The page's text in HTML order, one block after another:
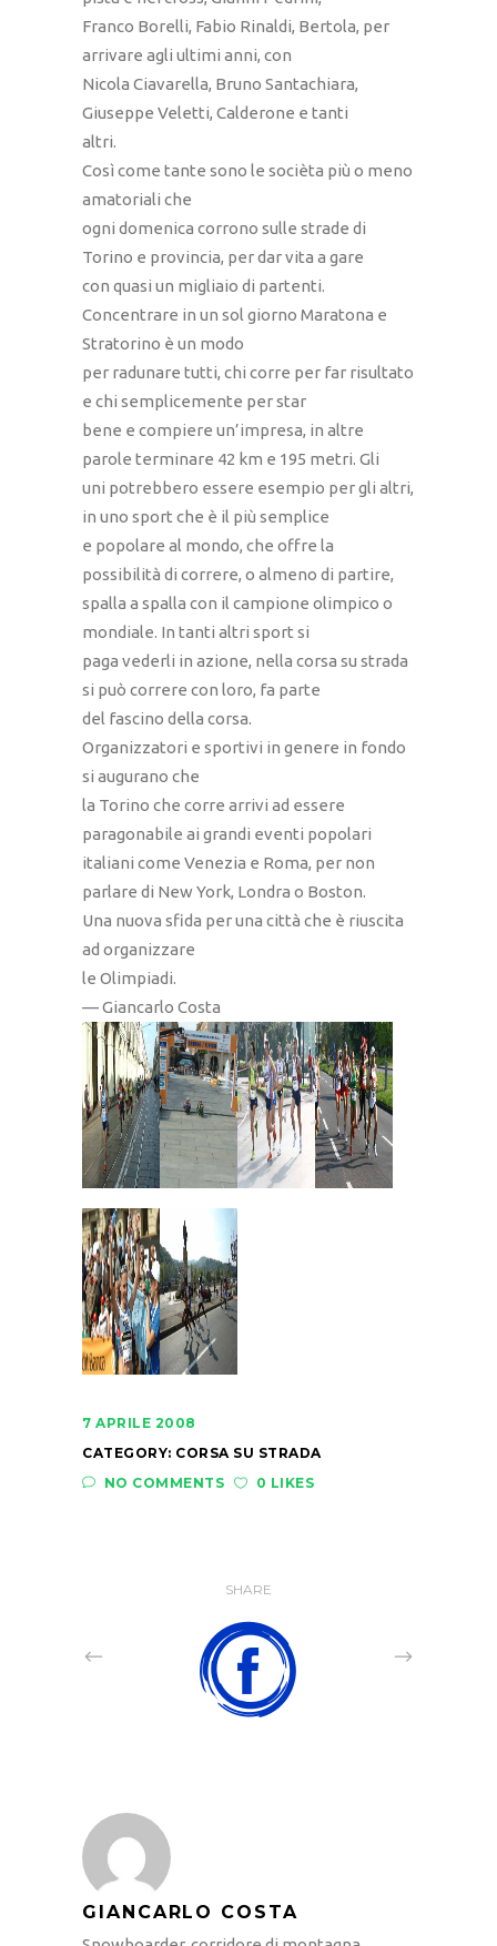
Franco Borelli, Fabio Rinaldi, Bertola, per
arrivare agli ultimi anni, con
Nicola Ciavarella, Bruno Santachiara,
Giuseppe Veletti, Calderone e tanti
altri.
Così come tante sono le socièta più o meno
amatoriali che
ogni domenica corrono sulle strade di
Torino e provincia, per dar vita a gare
con quasi un migliaio di partenti.
Concentrare in un sol giorno Maratona e
Stratorino è un modo
per radunare tutti, chi corre per far risultato
e chi semplicemente per star
bene e compiere un’impresa, in altre
parole terminare 42 km e 195 metri. Gli
uni potrebbero essere esempio per gli altri,
in uno sport che è il più semplice
e popolare al mondo, che offre la
possibilità di correre, o almeno di partire,
spalla a spalla con il campione olimpico o
mondiale. In tanti altri sport si
paga vederli in azione, nella corsa su strada
si può correre con loro, fa parte
del fascino della corsa.
Organizzatori e sportivi in genere in fondo
si augurano che
la Torino che corre arrivi ad essere
paragonabile ai grandi eventi popolari
italiani come Venezia e Roma, per non
parlare di New York, Londra o Boston.
Una nuova sfida per una città che è riuscita
ad organizzare
le Olimpiadi.
— Giancarlo Costa
7 APRILE 2008
CATEGORY: CORSA SU STRADA
NO COMMENTS
0 LIKES
SHARE
GIANCARLO COSTA